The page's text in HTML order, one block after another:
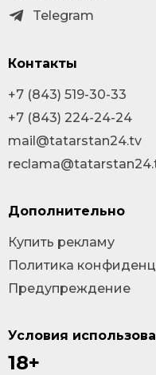
Условия
18+
Telegram
Контакты
+7 (843) 519-30-33
+7 (843) 224-24-24
mail@tatarstan24.tv
Дополнительно
Купить рекламу
Политика
Предупреждение